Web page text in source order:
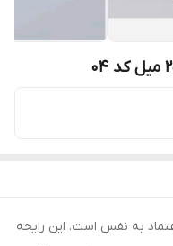
به نفس است. این رایحه